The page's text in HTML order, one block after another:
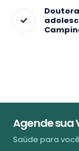
Agende sua
Saúde para